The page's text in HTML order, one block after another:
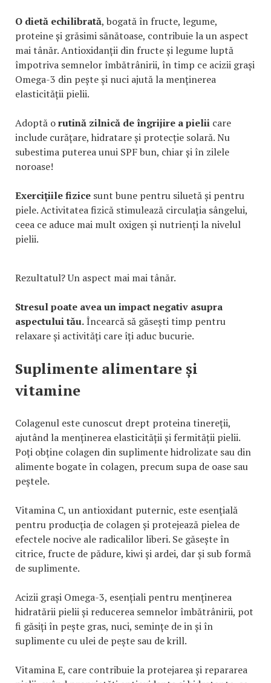
O dietă echilibrată, bogată în fructe, legume,
proteine și grăsimi sănătoase, contribuie la un aspect
mai tânăr. Antioxidanții din fructe și legume luptă
împotriva semnelor îmbătrânirii, în timp ce acizii grași
Omega-3 din pește și nuci ajută la menținerea
elasticității pielii.
Adoptă orutină zilnică de îngrijire a pielii care
include curățare, hidratare și protecție solară. Nu
subestima puterea unui SPF bun, chiar și în zilele
noroase!
Exercițiile fizice sunt bune pentru siluetă și pentru
piele. Activitatea fizică stimulează circulația sângelui,
ceea ce aduce mai mult oxigen și nutrienți la nivelul
pielii.
Rezultatul? Un aspect mai mai tânăr.
Stresul poate avea un impact negativ asupra
aspectului tău.Încearcă să găsești timp pentru
relaxare și activități care îți aduc bucurie.
Suplimente alimentare și
vitamine
Colagenul este cunoscut drept proteina tinereții,
ajutând la menținerea elasticității și fermității pielii.
Poți obține colagen din suplimente hidrolizate sau din
alimente bogate în colagen, precum supa de oase sau
peștele.
Vitamina C, un antioxidant puternic, este esențială
pentru producția de colagen și protejează pielea de
efectele nocive ale radicalilor liberi. Se găsește în
citrice, fructe de pădure, kiwi și ardei, dar și sub formă
de suplimente.
Acizii grași Omega-3, esențiali pentru menținerea
hidratării pielii și reducerea semnelor îmbătrânirii, pot
fi găsiți în pește gras, nuci, semințe de in și în
suplimente cu ulei de pește sau de krill.
Vitamina E, care contribuie la protejarea și repararea